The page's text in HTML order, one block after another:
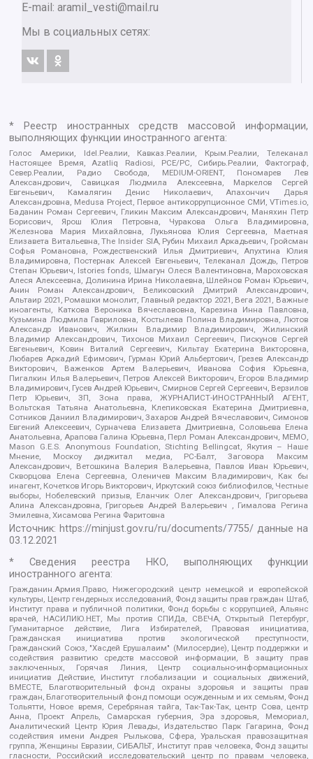
E-mail: aramil_vesti@mail.ru
Мы в социальных сетях:
* Реестр иностранных средств массовой информации,
выполняющих функции иностранного агента:
Голос Америки, Idel.Реалии, Кавказ.Реалии, Крым.Реалии, Телеканал
Настоящее Время, Azatliq Radiosi, PCE/PC, Сибирь.Реалии, Фактограф,
Север.Реалии, Радио Свобода, MEDIUM-ORIENT, Пономарев Лев
Александрович, Савицкая Людмила Алексеевна, Маркелов Сергей
Евгеньевич, Камалягин Денис Николаевич, Апахончич Дарья
Александровна, Medusa Project, Первое антикоррупционное СМИ, VTimes.io,
Баданин Роман Сергеевич, Гликин Максим Александрович, Маняхин Петр
Борисович, Ярош Юлия Петровна, Чуракова Ольга Владимировна,
Железнова Мария Михайловна, Лукьянова Юлия Сергеевна, Маетная
Елизавета Витальевна, The Insider SIA, Рубин Михаил Аркадьевич, Гройсман
Софья Романовна, Рождественский Илья Дмитриевич, Апухтина Юлия
Владимировна, Постернак Алексей Евгеньевич, Телеканал Дождь, Петров
Степан Юрьевич, Istories fonds, Шмагун Олеся Валентиновна, Мароховская
Алеся Алексеевна, Долинина Ирина Николаевна, Шлейнов Роман Юрьевич,
Анин Роман Александрович, Великовский Дмитрий Александрович,
Альтаир 2021, Ромашки монолит, Главный редактор 2021, Вега 2021, Важные
иноагенты, Каткова Вероника Вячеславовна, Карезина Инна Павловна,
Кузьмина Людмила Гавриловна, Костылева Полина Владимировна, Лютов
Александр Иванович, Жилкин Владимир Владимирович, Жилинский
Владимир Александрович, Тихонов Михаил Сергеевич, Пискунов Сергей
Евгеньевич, Ковин Виталий Сергеевич, Кильтау Екатерина Викторовна,
Любарев Аркадий Ефимович, Гурман Юрий Альбертович, Грезев Александр
Викторович, Важенков Артем Валерьевич, Иванова София Юрьевна,
Пигалкин Илья Валерьевич, Петров Алексей Викторович, Егоров Владимир
Владимирович, Гусев Андрей Юрьевич, Смирнов Сергей Сергеевич, Верзилов
Петр Юрьевич, ЗП, Зона права, ЖУРНАЛИСТ-ИНОСТРАННЫЙ АГЕНТ,
Вольтская Татьяна Анатольевна, Клепиковская Екатерина Дмитриевна,
Сотников Даниил Владимирович, Захаров Андрей Вячеславович, Симонов
Евгений Алексеевич, Сурначева Елизавета Дмитриевна, Соловьева Елена
Анатольевна, Арапова Галина Юрьевна, Перл Роман Александрович, МЕМО,
Mason G.E.S. Anonymous Foundation, Stichting Bellingcat, Якутия – Наше
Мнение, Москоу диджитал медиа, РС-Балт, Заговора Максим
Александрович, Ветошкина Валерия Валерьевна, Павлов Иван Юрьевич,
Скворцова Елена Сергеевна, Оленичев Максим Владимирович, Как бы
инагент, Кочетков Игорь Викторович, Иркутский союз библиофилов, Честные
выборы, Нобелевский призыв, Еланчик Олег Александрович, Григорьева
Алина Александровна, Григорьев Андрей Валерьевич , Гималова Регина
Эмилевна, Хисамова Регина Фаритовна
Источник: https://minjust.gov.ru/ru/documents/7755/ данные на
03.12.2021
* Сведения реестра НКО, выполняющих функции
иностранного агента:
Гражданин.Армия.Право, Нижегородский центр немецкой и европейской
культуры, Центр гендерных исследований, Фонд защиты прав граждан Штаб,
Институт права и публичной политики, Фонд борьбы с коррупцией, Альянс
врачей, НАСИЛИЮ.НЕТ, Мы против СПИДа, СВЕЧА, Открытый Петербург,
Гуманитарное действие, Лига Избирателей, Правовая инициатива,
Гражданская инициатива против экологической преступности,
Гражданский Союз, "Хасдей Ерушалаим" (Милосердие), Центр поддержки и
содействия развитию средств массовой информации, В защиту прав
заключенных, Горячая Линия, Центр социально-информационных
инициатив Действие, Институт глобализации и социальных движений,
ВМЕСТЕ, Благотворительный фонд охраны здоровья и защиты прав
граждан, Благотворительный фонд помощи осужденным и их семьям, Фонд
Тольятти, Новое время, Серебряная тайга, Так-Так-Так, центр Сова, центр
Анна, Проект Апрель, Самарская губерния, Эра здоровья, Мемориал,
Аналитический Центр Юрия Левады, Издательство Парк Гагарина, Фонд
содействия имени Андрея Рылькова, Сфера, Уральская правозащитная
группа, Женщины Евразии, СИБАЛЬТ, Институт прав человека, Фонд защиты
гласности, Российский исследовательский центр по правам человека,